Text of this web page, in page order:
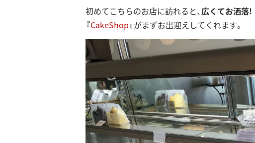
初めてこちらのお店に訪れると、 広くてお洒落!
『CakeShop』がまずお出迎えしてくれます。